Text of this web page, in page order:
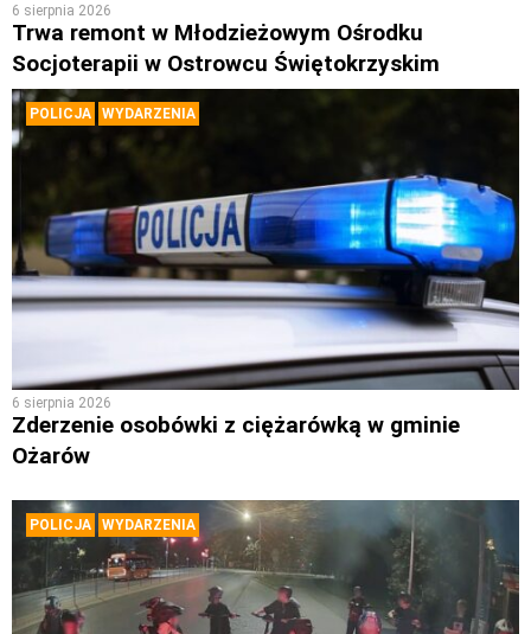
6 sierpnia 2026
Trwa remont w Młodzieżowym Ośrodku
Socjoterapii w Ostrowcu Świętokrzyskim
POLICJA WYDARZENIA
6 sierpnia 2026
Zderzenie osobówki z ciężarówką w gminie
Ożarów
POLICJA WYDARZENIA